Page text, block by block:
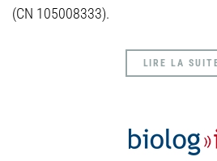
(CN 105008333).
LIRE LA